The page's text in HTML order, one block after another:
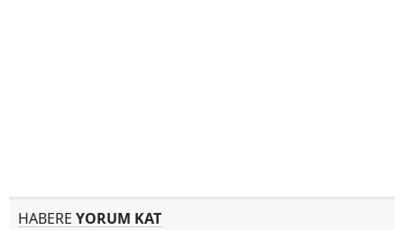
HABERE YORUM KAT